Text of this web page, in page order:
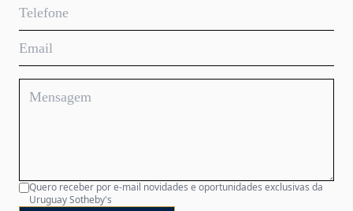
Quero receber por e-mail novidades e oportunidades exclusivas da
Uruguay Sotheby's